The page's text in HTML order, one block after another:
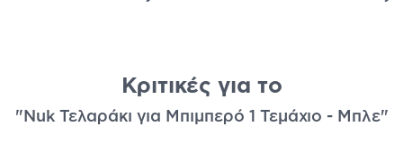
Κριτικές για το
"Nuk Τελαράκι για Μπιμπερό 1 Τεμάχιο - Μπλε"